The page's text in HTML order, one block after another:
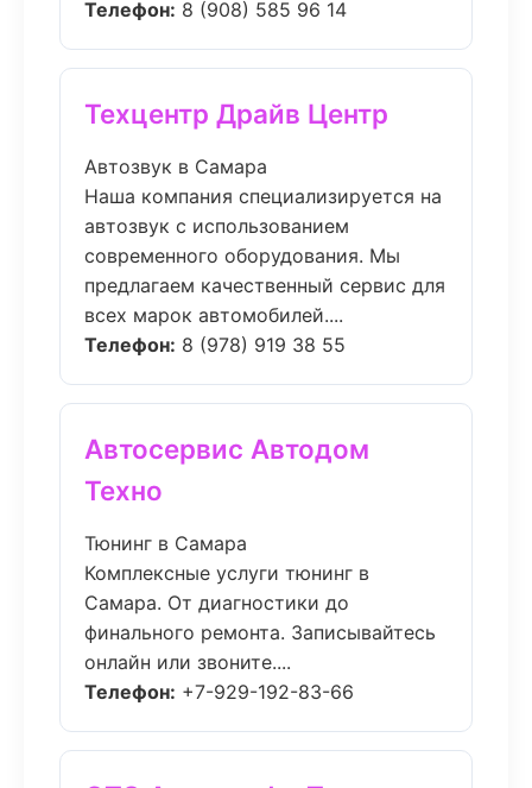
Телефон: 8 (908) 585 96 14
Техцентр Драйв Центр
Автозвук в Самара
Наша компания специализируется на
автозвук с использованием
современного оборудования. Мы
предлагаем качественный сервис для
всех марок автомобилей....
Телефон: 8 (978) 919 38 55
Автосервис Автодом
Техно
Тюнинг в Самара
Комплексные услуги тюнинг в
Самара. От диагностики до
финального ремонта. Записывайтесь
онлайн или звоните....
Телефон: +7-929-192-83-66